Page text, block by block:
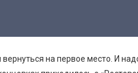
на первое место. И